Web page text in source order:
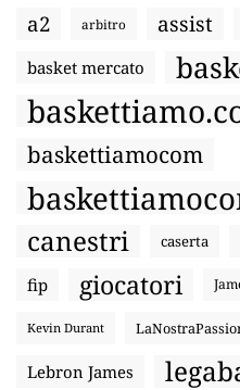
a2 arbitro assist
basket mercato
baskettiamocom
canestri caserta
fip giocatori
Kevin Durant
Lebron James